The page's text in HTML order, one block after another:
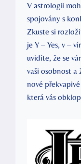
V astrologii
spojovány s
Zkuste si
je Y – Yes, v –
uvidíte, že se
vaši osobnost
nové
která vás